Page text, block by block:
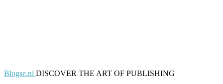
Blogse.nl DISCOVER THE ART OF PUBLISHING